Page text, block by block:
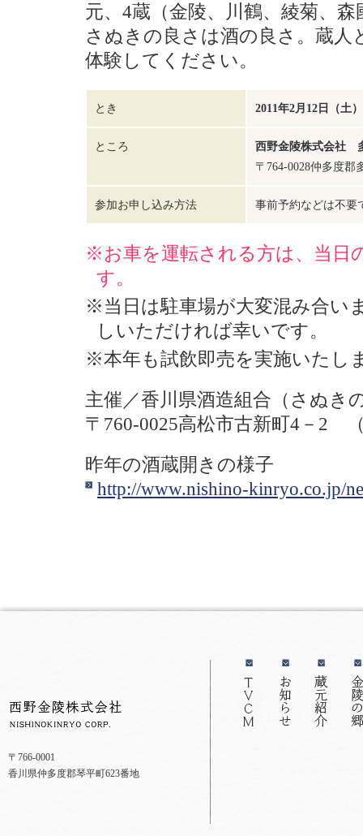
元、4蔵（金陵、川鶴、綾菊、
さぬきの良さは酒の良さ。蔵
体験してください。
とき 2011年2月12日（土
ところ
西野金陵株式会社
〒764-0028仲多度
参加お申し込み方法 事前予約などは不要
※お車を運転される方は、当日
す。
※当日は駐車場が大変混み合い
しいただければ幸いです。
※本年も試飲即売を実施いたし
主催／香川県酒造組合（さぬき
〒760-0025高松市古新町4－2
昨年の酒蔵開きの様子
http://www.nishino-kinryo.co.jp/
〒766-0001
香川県仲多度郡琴平町623番地